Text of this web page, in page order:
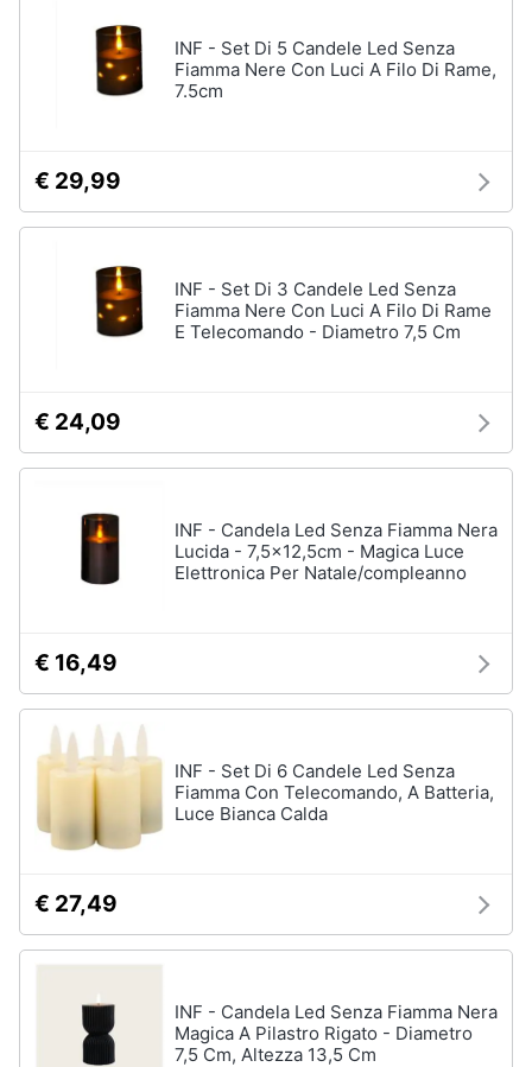
Boxing
Days
INF - Set Di 5 Candele Led Senza
Fiamma Nere Con Luci A Filo Di Rame,
7.5cm
€ 29,99
INF - Set Di 3 Candele Led Senza
Fiamma Nere Con Luci A Filo Di Rame
E Telecomando - Diametro 7,5 Cm
€ 24,09
INF - Candela Led Senza Fiamma Nera
Lucida - 7,5x12,5cm - Magica Luce
Elettronica Per Natale/compleanno
€ 16,49
INF - Set Di 6 Candele Led Senza
Fiamma Con Telecomando, A Batteria,
Luce Bianca Calda
€ 27,49
INF - Candela Led Senza Fiamma Nera
Magica A Pilastro Rigato - Diametro
7,5 Cm, Altezza 13,5 Cm